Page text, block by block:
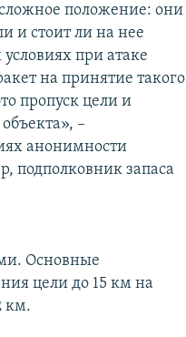
положение: они
и стоит ли на нее
при атаке
на принятие такого
пропуск цели и
–
анонимности
подполковник запаса
Основные
цели до 15 км на
км.